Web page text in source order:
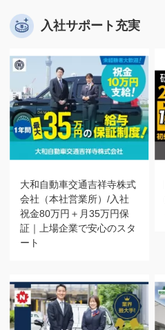
入社サポート充実
大和自動車交通吉祥寺株式
会社（本社営業所）/入社
祝金80万円＋月35万円保
証｜上場企業で安心のスタ
ート